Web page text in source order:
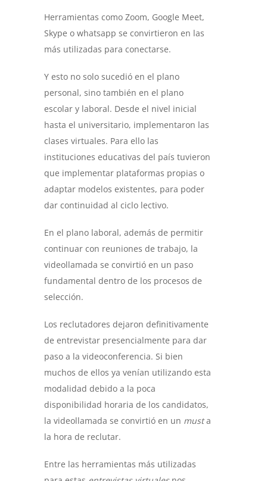
Herramientas como Zoom, Google Meet,
Skype o whatsapp se convirtieron en las
más utilizadas para conectarse.
Y esto no solo sucedió en el plano
personal, sino también en el plano
escolar y laboral. Desde el nivel inicial
hasta el universitario, implementaron las
clases virtuales. Para ello las
instituciones educativas del país tuvieron
que implementar plataformas propias o
adaptar modelos existentes, para poder
dar continuidad al ciclo lectivo.
En el plano laboral, además de permitir
continuar con reuniones de trabajo, la
videollamada se convirtió en un paso
fundamental dentro de los procesos de
selección.
Los reclutadores dejaron definitivamente
de entrevistar presencialmente para dar
paso a la videoconferencia. Si bien
muchos de ellos ya venían utilizando esta
modalidad debido a la poca
disponibilidad horaria de los candidatos,
la videollamada se convirtió en un musta
la hora de reclutar.
Entre las herramientas más utilizadas